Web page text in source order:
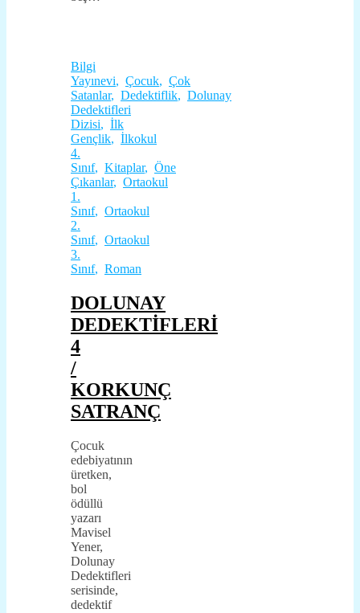
Bilgi
Yayınevi, Çocuk, Çok
Satanlar, Dedektiflik, Dolunay
Dedektifleri
Dizisi, İlk
Gençlik, İlkokul
4.
Sınıf, Kitaplar, Öne
Çıkanlar, Ortaokul
1.
Sınıf, Ortaokul
2.
Sınıf, Ortaokul
3.
Sınıf, Roman
DOLUNAY
DEDEKTİFLERİ
4
/
KORKUNÇ
SATRANÇ
Çocuk
edebiyatının
üretken,
bol
ödüllü
yazarı
Mavisel
Yener,
Dolunay
Dedektifleri
serisinde,
dedektif